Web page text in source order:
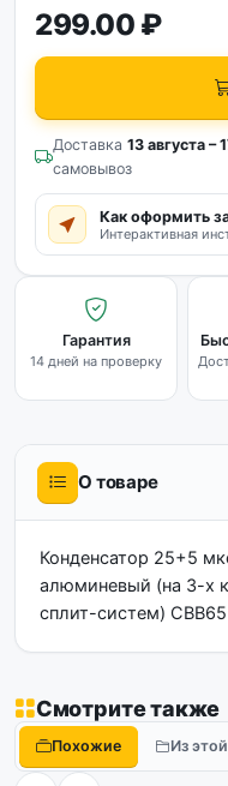
299.00 ₽
Доставка 13 августа –
самовывоз
Как оформить
Интерактивная
Гарантия
14 дней на проверку
О товаре
Конденсатор 25+5
алюминевый (на 3-х
сплит-систем) CBB65
Смотрите также
Похожие Из